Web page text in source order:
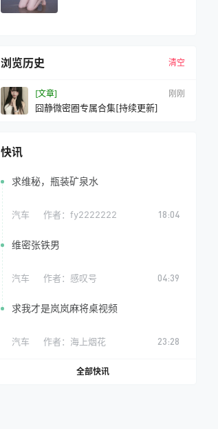
浏览历史 清空
[文章] 刚刚
囧静微密圈专属合集[持续更新]
快讯
求维秘，瓶装矿泉水
汽车 作者： fy2222222 18:04
维密张铁男
汽车 作者： 感叹号 04:39
求我才是岚岚麻将桌视频
汽车 作者： 海上烟花 23:28
全部快讯